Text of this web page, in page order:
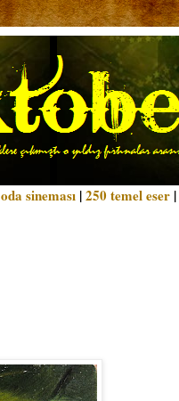
oda sineması |250 temel eser |